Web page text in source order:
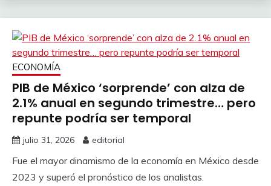
ECONOMÍA
PIB de México ‘sorprende’ con alza de
2.1% anual en segundo trimestre… pero
repunte podría ser temporal
julio 31, 2026 editorial
Fue el mayor dinamismo de la economía en México desde
2023 y superó el pronóstico de los analistas.